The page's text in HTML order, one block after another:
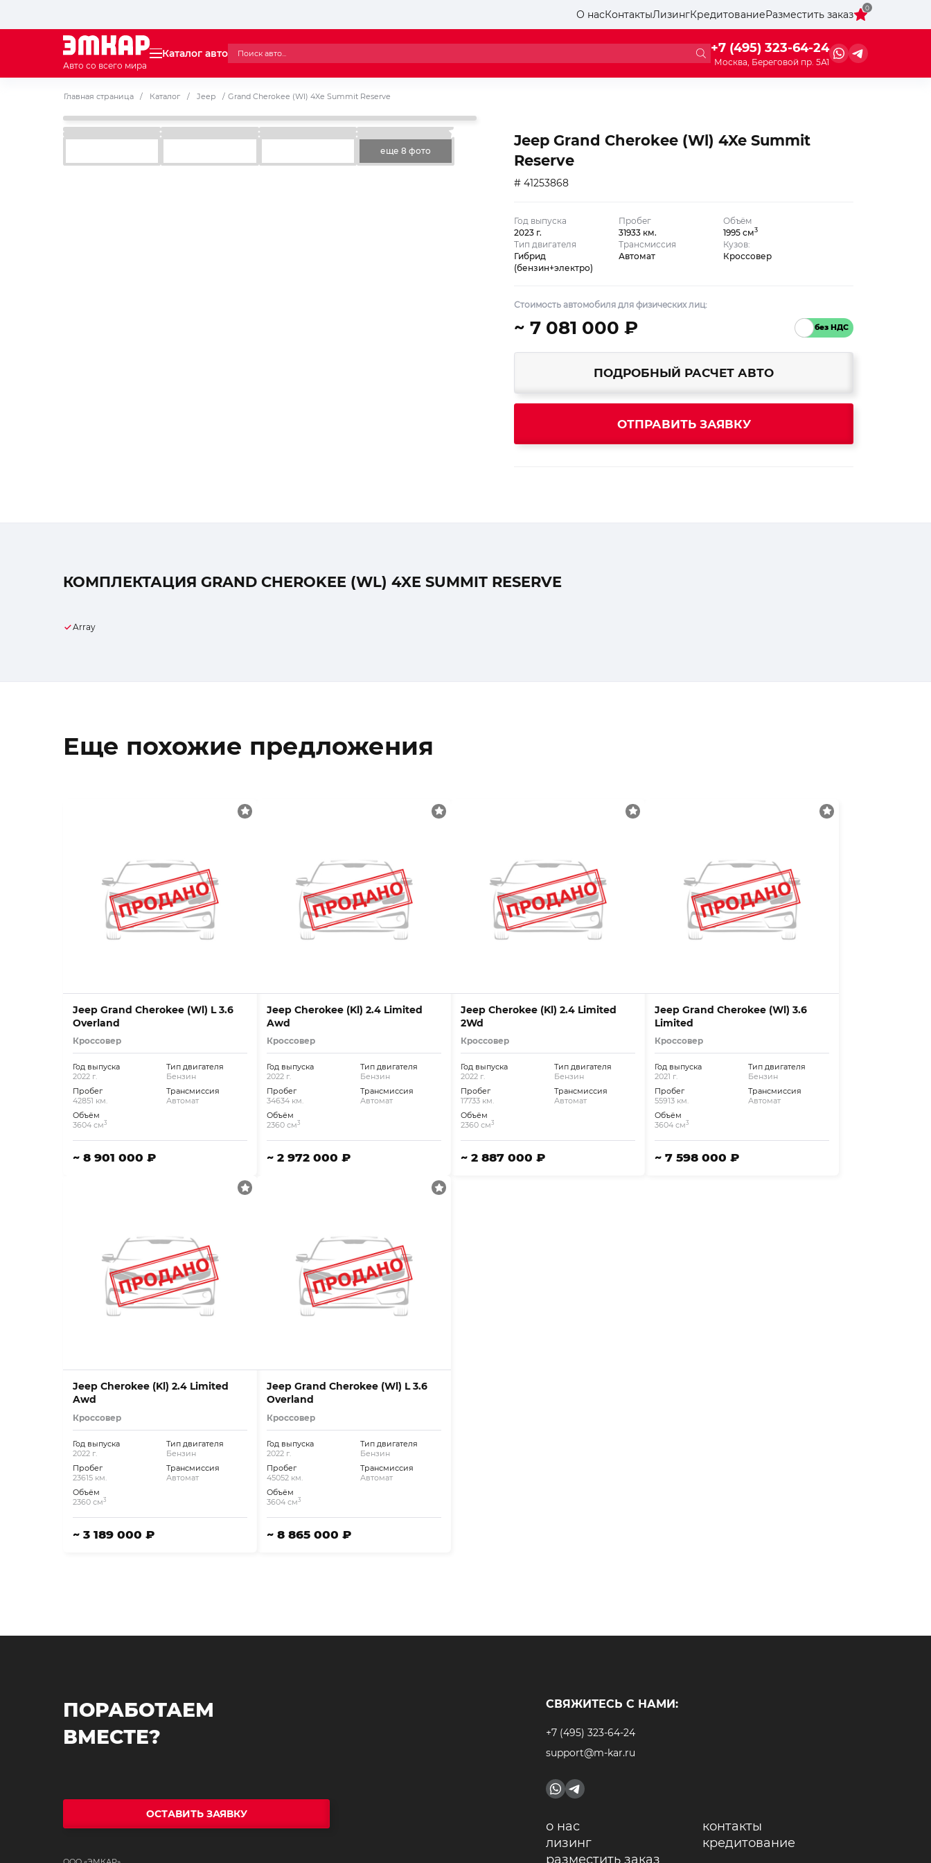
О насКонтактыЛизингКредитованиеРазместить заказ
0
Авто со всего мира
Каталог авто +7 (495) 323-64-24
Москва, Береговой пр. 5А1
Главная страница / Каталог / Jeep / Grand Cherokee (Wl) 4Xe Summit Reserve
еще 8 фото
Jeep Grand Cherokee (Wl) 4Xe Summit
Reserve
# 41253868
Год выпуска
2023 г.
Пробег
31933 км.
Объём
1995 см3
Тип двигателя
Гибрид
(бензин+электро)
Трансмиссия
Автомат
Кузов:
Кроссовер
Стоимость автомобиля для физических лиц:
~ 7 081 000 ₽
ПОДРОБНЫЙ РАСЧЕТ АВТО
ОТПРАВИТЬ ЗАЯВКУ
КОМПЛЕКТАЦИЯ GRAND CHEROKEE (WL) 4XE SUMMIT RESERVE
Array
Еще похожие предложения
Jeep Grand Cherokee (Wl) L 3.6
Overland
Кроссовер
Год выпуска
2022 г.
Пробег
42851 км.
Объём
3604 см3
Тип двигателя
Бензин
Трансмиссия
Автомат
~ 8 901 000 ₽
Jeep Cherokee (Kl) 2.4 Limited
Awd
Кроссовер
Год выпуска
2022 г.
Пробег
34634 км.
Объём
2360 см3
Тип двигателя
Бензин
Трансмиссия
Автомат
~ 2 972 000 ₽
Jeep Cherokee (Kl) 2.4 Limited
2Wd
Кроссовер
Год выпуска
2022 г.
Пробег
17733 км.
Объём
2360 см3
Тип двигателя
Бензин
Трансмиссия
Автомат
~ 2 887 000 ₽
Jeep Grand Cherokee (Wl) 3.6
Limited
Кроссовер
Год выпуска
2021 г.
Пробег
55913 км.
Объём
3604 см3
Тип двигателя
Бензин
Трансмиссия
Автомат
~ 7 598 000 ₽
Jeep Cherokee (Kl) 2.4 Limited
Awd
Кроссовер
Год выпуска
2022 г.
Пробег
23615 км.
Объём
2360 см3
Тип двигателя
Бензин
Трансмиссия
Автомат
~ 3 189 000 ₽
Jeep Grand Cherokee (Wl) L 3.6
Overland
Кроссовер
Год выпуска
2022 г.
Пробег
45052 км.
Объём
3604 см3
Тип двигателя
Бензин
Трансмиссия
Автомат
~ 8 865 000 ₽
ПОРАБОТАЕМ
ВМЕСТЕ?
ОСТАВИТЬ ЗАЯВКУ
СВЯЖИТЕСЬ С НАМИ:
+7 (495) 323-64-24
support@m-kar.ru
о нас
контакты
лизинг
кредитование
разместить заказ